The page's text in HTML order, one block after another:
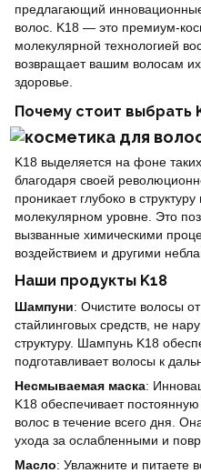
предлагающий
волос. K18 — это премиум-
молекулярной технологией
возвращает вашим волосам
здоровье.
Почему стоит выбрать
K18 выделяется на фоне
благодаря своей
проникает глубоко в
молекулярном уровне. Это
вызванные химическими
воздействием и другими
Наши продукты K18
Шампуни: Очистите волосы
стайлинговых средств, не
структуру. Шампунь K18
подготавливает волосы к
Несмываемая маска:
K18 обеспечивает
волос в течение всего дня.
ухода за ослабленными и
Масло: Увлажните и питаете